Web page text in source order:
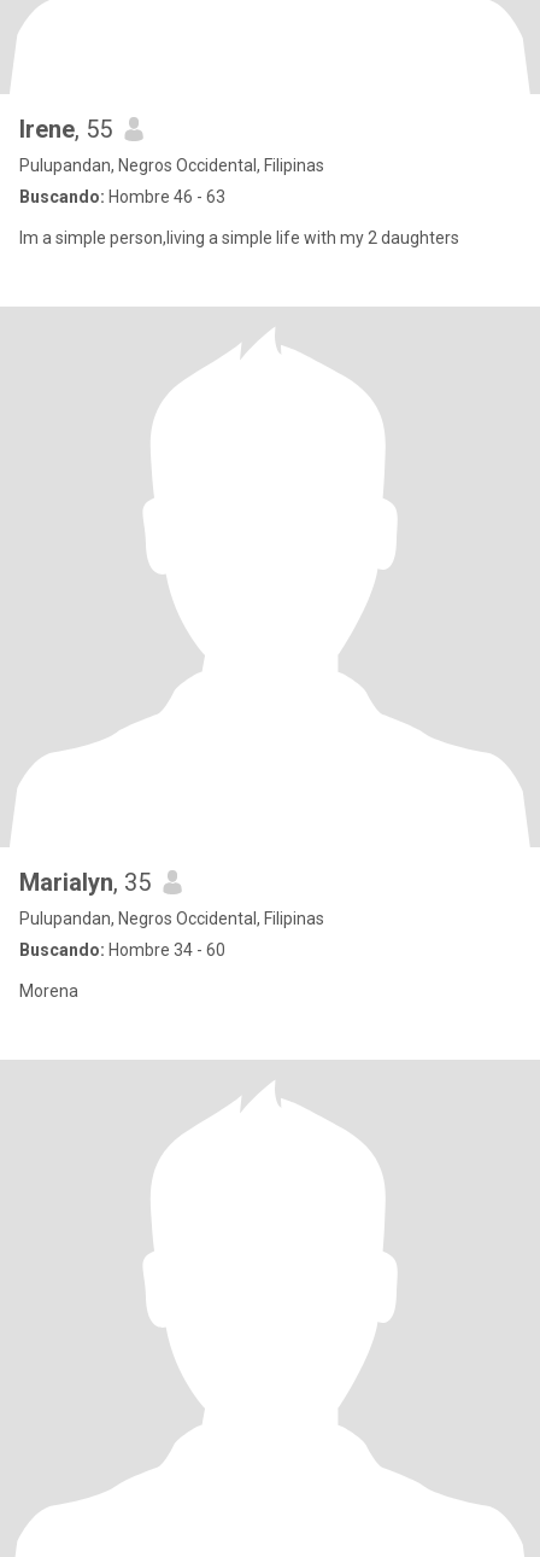
Irene, 55
Pulupandan, Negros Occidental, Filipinas
Buscando: Hombre 46 - 63
Im a simple person,living a simple life with my 2 daughters
Marialyn, 35
Pulupandan, Negros Occidental, Filipinas
Buscando: Hombre 34 - 60
Morena